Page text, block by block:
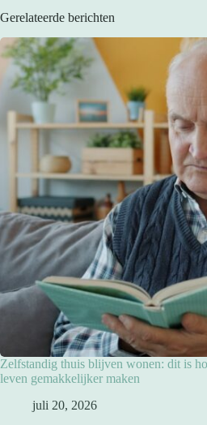
Gerelateerde berichten
Zelfstandig thuis blijven wonen: dit is
leven gemakkelijker maken
juli 20, 2026